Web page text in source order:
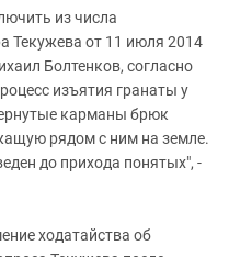
из числа
Текужева от 11 июля 2014
Болтенков, согласно
изъятия гранаты у
карманы брюк
рядом с ним на земле.
до прихода понятых", -
ходатайства об